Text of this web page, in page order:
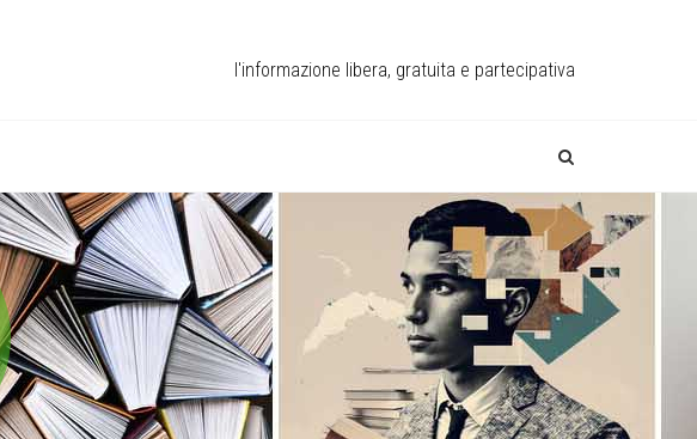
l'informazione libera, gratuita e partecipativa